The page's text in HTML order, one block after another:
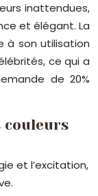
inattendues,
et élégant. La
à son utilisation
ce qui a
de 20%
couleurs
et l’excitation,